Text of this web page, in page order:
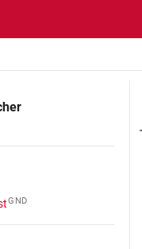
GND